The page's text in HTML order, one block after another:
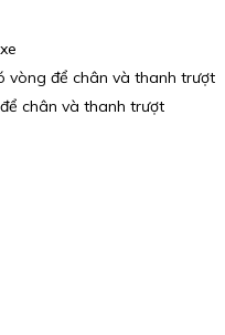
vòng để chân và thanh trượt
chân và thanh trượt